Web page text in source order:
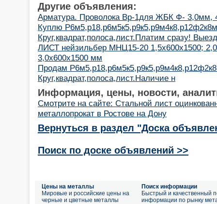
Другие объявления:
Арматура. Проволока Вр-1для ЖБК Ф-
Куплю
Круг,квадрат,полоса,лист.Платим сразу! Выезд
ЛИСТ нейзильбер МНЦ15-20 1,5х600х1500;
3,0х600х1500 мм
Продам
Круг,квадрат,полоса,лист.Наличие н
Информация, цены, новости,
Смотрите на сайте: Стальной лист
металлопрокат в Ростове на Дону
Вернуться в раздел "Доска
Поиск по доске объявлений >>
Цены на металлы
Мировые и российские цены на
черные и цветные металлы
Поиск информации
Быстрый и качественный
информации по рынку